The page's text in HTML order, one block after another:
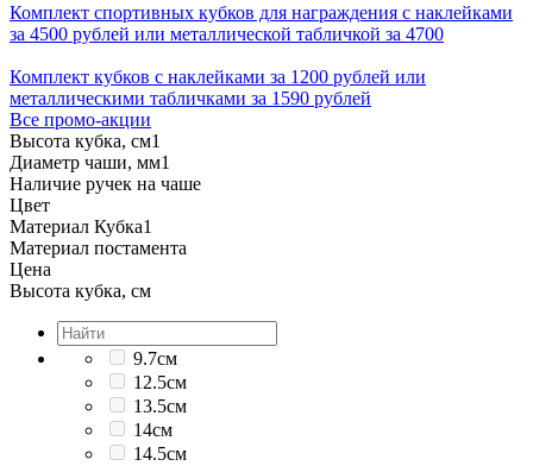
Комплект спортивных кубков для награждения с наклейками
за 4500 рублей или металлической табличкой за 4700
Комплект кубков с наклейками за 1200 рублей или
металлическими табличками за 1590 рублей
Все промо-акции
Высота кубка, см1
Диаметр чаши, мм1
Наличие ручек на чаше
Цвет
Материал Кубка1
Материал постамента
Цена
Высота кубка, см
9.7см
12.5см
13.5см
14см
14.5см